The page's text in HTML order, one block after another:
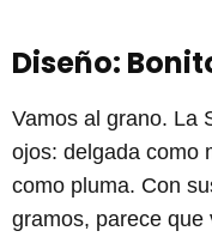
Diseño:
Vamos al grano. La
ojos: delgada como
como pluma. Con
gramos, parece que